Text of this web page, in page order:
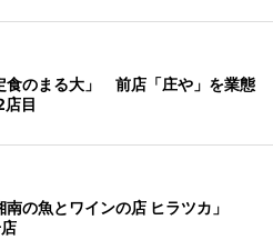
食のまる大」 前店「庄や」を業態
目
南の魚とワインの店 ヒラツカ」